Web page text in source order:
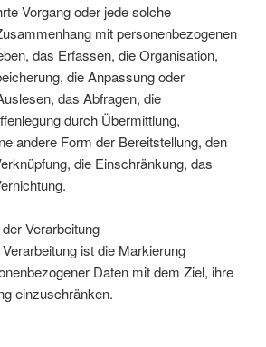
Vorgang oder jede solche
mit personenbezogenen
das Erfassen, die Organisation,
die Anpassung oder
das Abfragen, die
durch Übermittlung,
andere Form der Bereitstellung, den
die Einschränkung, das
Verarbeitung
ist die Markierung
Daten mit dem Ziel, ihre
einzuschränken.